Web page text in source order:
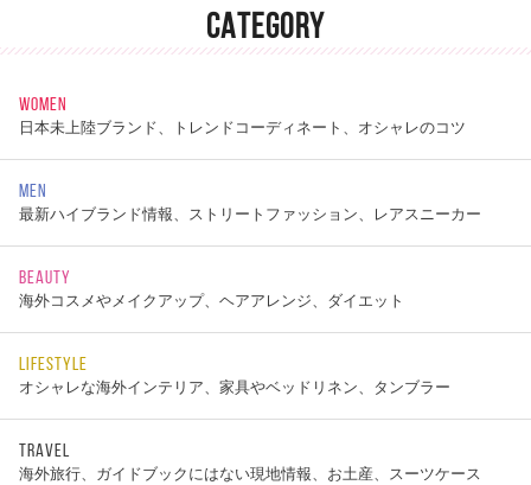
CATEGORY
WOMEN
日本未上陸ブランド、トレンドコーディネート、オシャレのコツ
MEN
最新ハイブランド情報、ストリートファッション、レアスニーカー
BEAUTY
海外コスメやメイクアップ、ヘアアレンジ、ダイエット
LIFESTYLE
オシャレな海外インテリア、家具やベッドリネン、タンブラー
TRAVEL
海外旅行、ガイドブックにはない現地情報、お土産、スーツケース